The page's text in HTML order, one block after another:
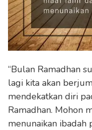
“Bulan Ramadhan
lagi kita akan
mendekatkan diri
Ramadhan. Mohon
menunaikan ibadah